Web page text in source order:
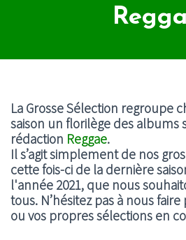
La Grosse Sélection regroupe
saison un florilège des albums
rédaction Reggae.
Il s’agit simplement de nos
cette fois-ci de la dernière
l'année 2021, que nous
tous. N’hésitez pas à nous
ou vos propres sélections en